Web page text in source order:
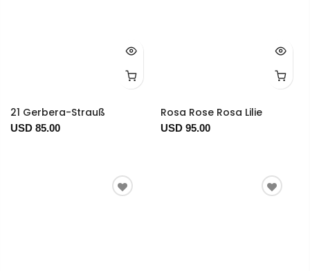
21 Gerbera-Strauß
USD 85.00
Rosa Rose Rosa Lilie
USD 95.00